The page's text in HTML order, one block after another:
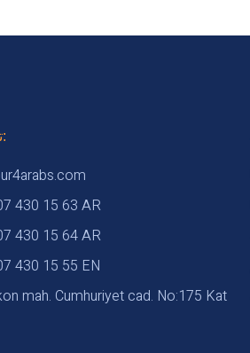
تور فور ارابز:
430 15 63 AR
430 15 64 AR
430 15 55 EN
mah. Cumhuriyet cad. No:175 Kat